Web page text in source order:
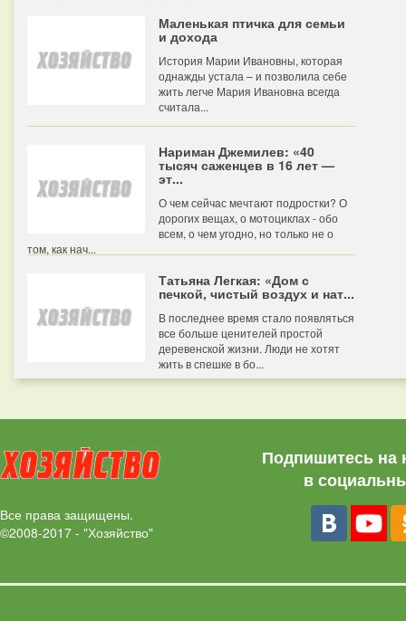
Маленькая птичка для семьи
и дохода
История Марии Ивановны, которая
однажды устала – и позволила себе
жить легче Мария Ивановна всегда
считала...
Нариман Джемилев: «40
тысяч саженцев в 16 лет —
эт...
О чем сейчас мечтают подростки? О
дорогих вещах, о мотоциклах - обо
всем, о чем угодно, но только не о
том, как нач...
Татьяна Легкая: «Дом с
печкой, чистый воздух и нат...
В последнее время стало появляться
все больше ценителей простой
деревенской жизни. Люди не хотят
жить в спешке в бо...
Все права защищены.
©2008-2017 - "Хозяйство"
Подпишитесь на
в